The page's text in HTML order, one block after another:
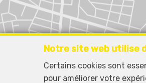
Notre site web utilise
Certains cookies sont
pour améliorer votre